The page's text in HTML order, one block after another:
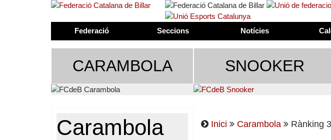
Federació Seccions Notícies
CARAMBOLA SNOOKER
Carambola Inici Carambola Rànking